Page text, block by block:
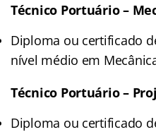
Técnico Portuário –
Diploma ou certificado
nível médio em
Técnico Portuário –
Diploma ou certificado